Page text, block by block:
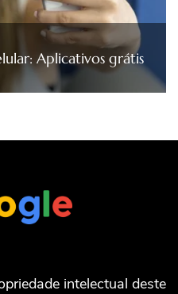
Aplicativos grátis
intelectual deste